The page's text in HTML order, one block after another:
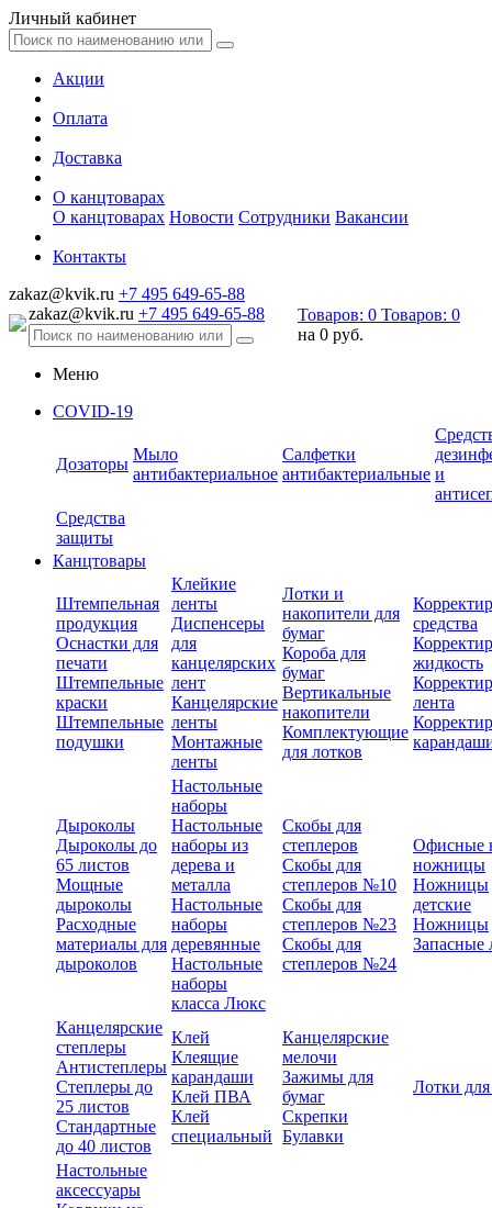
Личный кабинет
Акции
Оплата
Доставка
О канцтоварах
О канцтоварах Новости Сотрудники Вакансии
Контакты
zakaz@kvik.ru +7 495 649-65-88
zakaz@kvik.ru +7 495 649-65-88 Товаров: 0 Товаров: 0
на 0 руб.
Меню
COVID-19
Дозаторы
Мыло
антибактериальное
Салфетки
антибактериальные и
Средства
защиты
Канцтовары
Штемпельная
продукция
Оснастки для
печати
Штемпельные
краски
Штемпельные
подушки
Клейкие
ленты
Диспенсеры
для
канцелярских
лент
Канцелярские
ленты
Монтажные
ленты
Лотки и
накопители для
бумаг
Короба для
бумаг
Вертикальные
накопители
Комплектующие
для лотков
средства
жидкость
лента
Дыроколы
Дыроколы до
65 листов
Мощные
дыроколы
Расходные
материалы для
дыроколов
Настольные
наборы
Настольные
наборы из
дерева и
металла
Настольные
наборы
деревянные
Настольные
наборы
класса Люкс
Скобы для
степлеров
Скобы для
степлеров №10
Скобы для
степлеров №23
Скобы для
степлеров №24
Офисные
ножницы
Ножницы
детские
Ножницы
Запасные
Канцелярские
степлеры
Антистеплеры
Степлеры до
25 листов
Стандартные
до 40 листов
Клей
Клеящие
карандаши
Клей ПВА
Клей
специальный
Канцелярские
мелочи
Зажимы для
бумаг
Скрепки
Булавки
Лотки
Настольные
аксессуары